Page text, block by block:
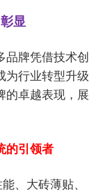
显
品牌凭借技术创
为行业转型升级
的卓越表现，展
的引领者
、大砖薄贴、